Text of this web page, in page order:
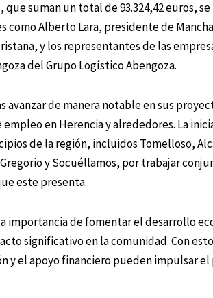
suman un total de 93.324,42 euros, se
Alberto Lara, presidente de
y los representantes de las
del Grupo Logístico Abengoza.
avanzar de manera notable en sus
en Herencia y alrededores. La
de la región, incluidos Tomelloso,
y Socuéllamos, por trabajar
este presenta.
importancia de fomentar el desarrollo
significativo en la comunidad. Con
y el apoyo financiero pueden impulsar el